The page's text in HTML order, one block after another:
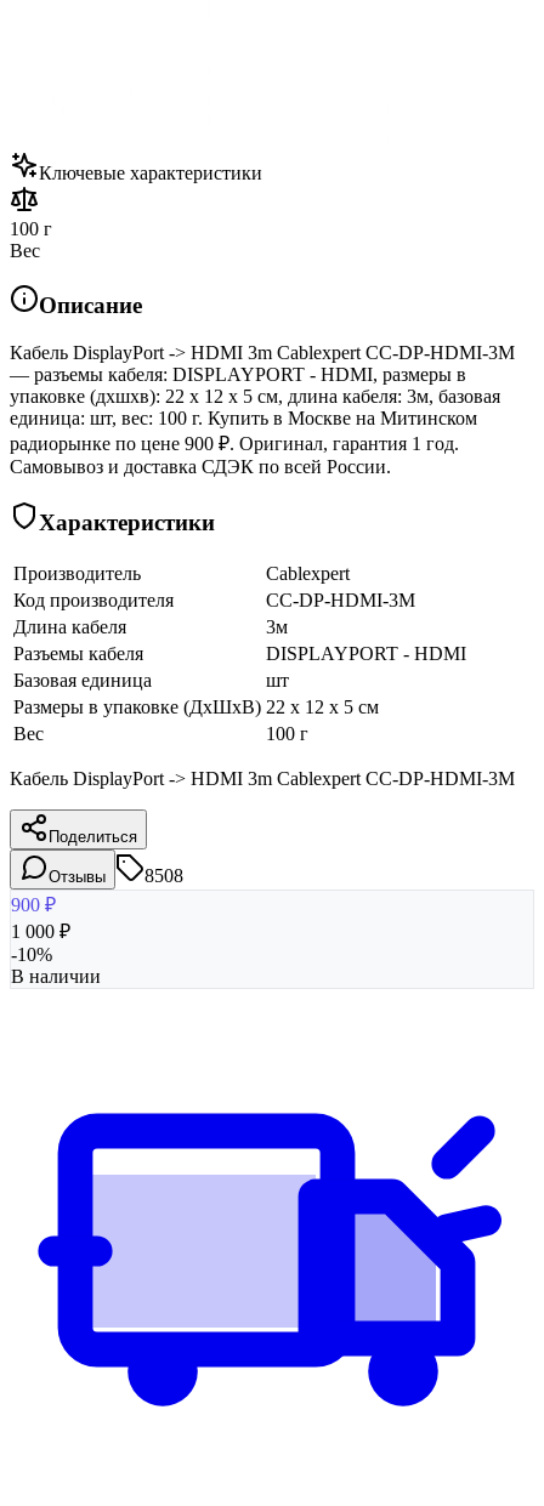
Ключевые характеристики
100 г
Вес
Описание
Кабель DisplayPort -> HDMI 3m Cablexpert CC-DP-HDMI-3M
— разъемы кабеля: DISPLAYPORT - HDMI, размеры в
упаковке (дхшхв): 22 x 12 x 5 см, длина кабеля: 3м, базовая
единица: шт, вес: 100 г. Купить в Москве на Митинском
радиорынке по цене 900 ₽. Оригинал, гарантия 1 год.
Самовывоз и доставка СДЭК по всей России.
Характеристики
Производитель
Cablexpert
Код производителя
CC-DP-HDMI-3M
Длина кабеля
3м
Разъемы кабеля
DISPLAYPORT - HDMI
Базовая единица
шт
Размеры в упаковке (ДхШхВ) 22 x 12 x 5 см
Вес
100 г
Кабель DisplayPort -> HDMI 3m Cablexpert CC-DP-HDMI-3M
Поделиться
Отзывы
8508
900 ₽
1 000 ₽
-10%
В наличии